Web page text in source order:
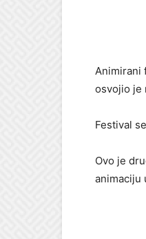
Animirani
osvojio je
Festival
Ovo je
animaciju